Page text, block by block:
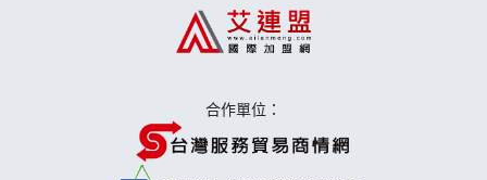
手作功夫茶加盟說明會合作單位：